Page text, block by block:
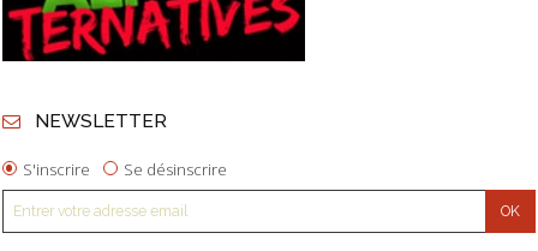
NEWSLETTER
S'inscrire Se désinscrire